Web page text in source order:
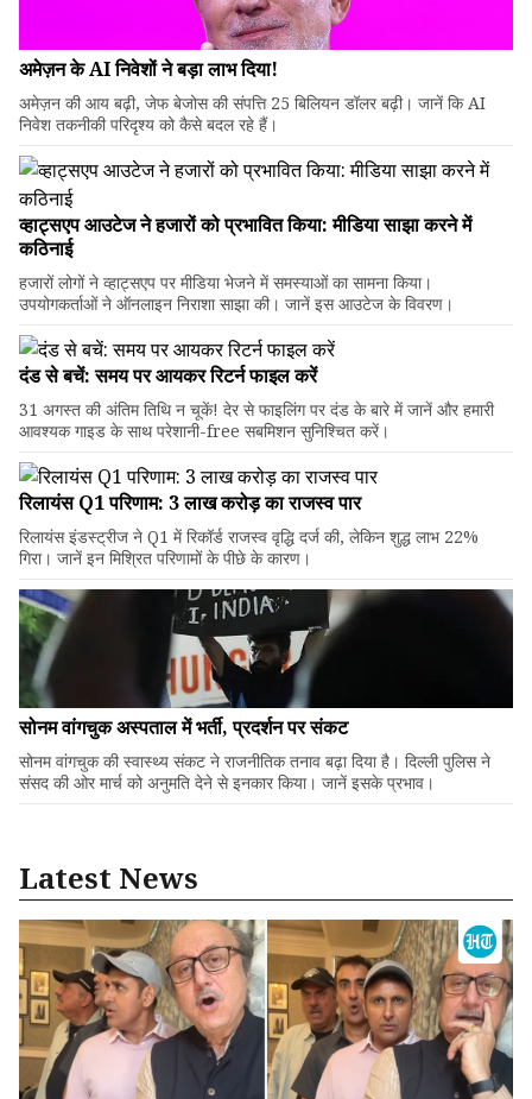
अमेज़न के AI निवेशों ने बड़ा लाभ दिया!
अमेज़न की आय बढ़ी, जेफ बेजोस की संपत्ति 25 बिलियन डॉलर बढ़ी। जानें कि AI
निवेश तकनीकी परिदृश्य को कैसे बदल रहे हैं।
व्हाट्सएप आउटेज ने हजारों को प्रभावित किया: मीडिया साझा करने में
कठिनाई
हजारों लोगों ने व्हाट्सएप पर मीडिया भेजने में समस्याओं का सामना किया।
उपयोगकर्ताओं ने ऑनलाइन निराशा साझा की। जानें इस आउटेज के विवरण।
दंड से बचें: समय पर आयकर रिटर्न फाइल करें
31 अगस्त की अंतिम तिथि न चूकें! देर से फाइलिंग पर दंड के बारे में जानें और हमारी
आवश्यक गाइड के साथ परेशानी-free सबमिशन सुनिश्चित करें।
रिलायंस Q1 परिणाम: ₹3 लाख करोड़ का राजस्व पार
रिलायंस इंडस्ट्रीज ने Q1 में रिकॉर्ड राजस्व वृद्धि दर्ज की, लेकिन शुद्ध लाभ 22%
गिरा। जानें इन मिश्रित परिणामों के पीछे के कारण।
सोनम वांगचुक अस्पताल में भर्ती, प्रदर्शन पर संकट
सोनम वांगचुक की स्वास्थ्य संकट ने राजनीतिक तनाव बढ़ा दिया है। दिल्ली पुलिस ने
संसद की ओर मार्च को अनुमति देने से इनकार किया। जानें इसके प्रभाव।
Latest News